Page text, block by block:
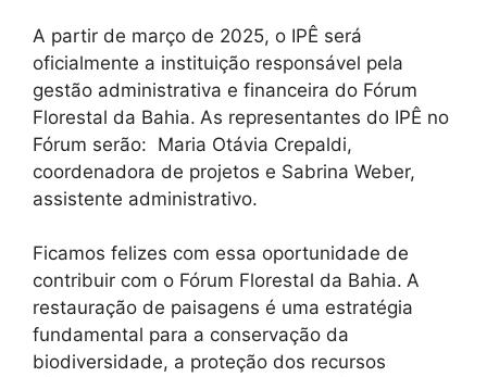
A partir de março de 2025, o IPÊ será
oficialmente a instituição responsável pela
gestão administrativa e financeira do Fórum
Florestal da Bahia. As representantes do IPÊ no
Fórum serão: Maria Otávia Crepaldi,
coordenadora de projetos e Sabrina Weber,
assistente administrativo.
Ficamos felizes com essa oportunidade de
contribuir com o Fórum Florestal da Bahia. A
restauração de paisagens é uma estratégia
fundamental para a conservação da
biodiversidade, a proteção dos recursos